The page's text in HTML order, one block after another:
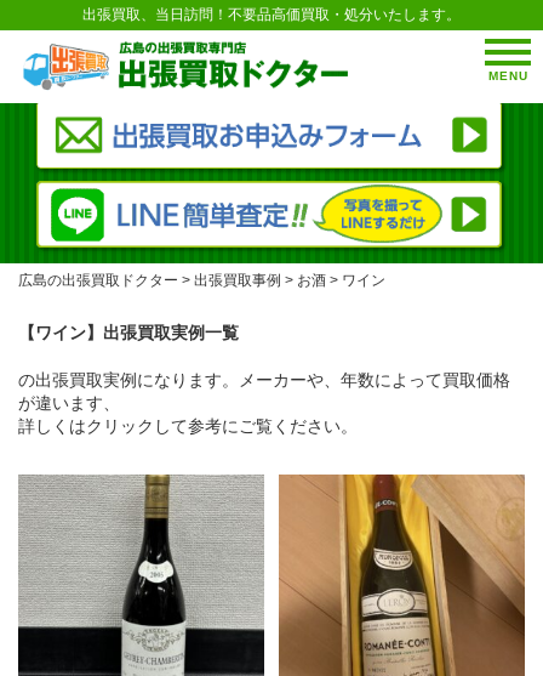
MENU
出張買取、当日訪問！不要品高価買取・処分いたします。
広島の出張買取ドクター > 出張買取事例 > お酒 > ワイン
【ワイン】出張買取実例一覧
の出張買取実例になります。メーカーや、年数によって買取価格
が違います、
詳しくはクリックして参考にご覧ください。